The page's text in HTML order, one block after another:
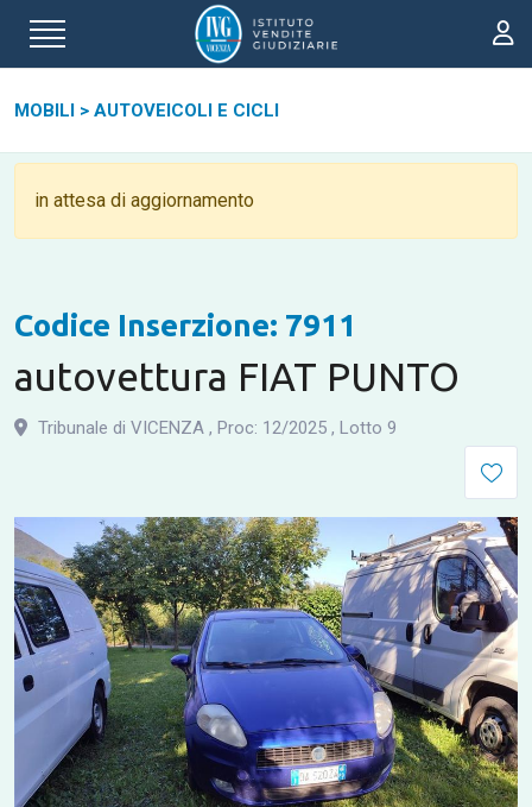
MOBILI > AUTOVEICOLI E CICLI
in attesa di aggiornamento
Codice Inserzione: 7911
autovettura FIAT PUNTO
Tribunale di VICENZA , Proc: 12/2025 , Lotto 9